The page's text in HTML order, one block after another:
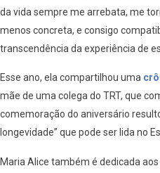
da vida sempre me arrebata, me
menos concreta, e consigo
transcendência da experiência de
Esse ano, ela compartilhou uma
mãe de uma colega do TRT, que
comemoração do aniversário
longevidade” que pode ser lida no
Maria Alice também é dedicada